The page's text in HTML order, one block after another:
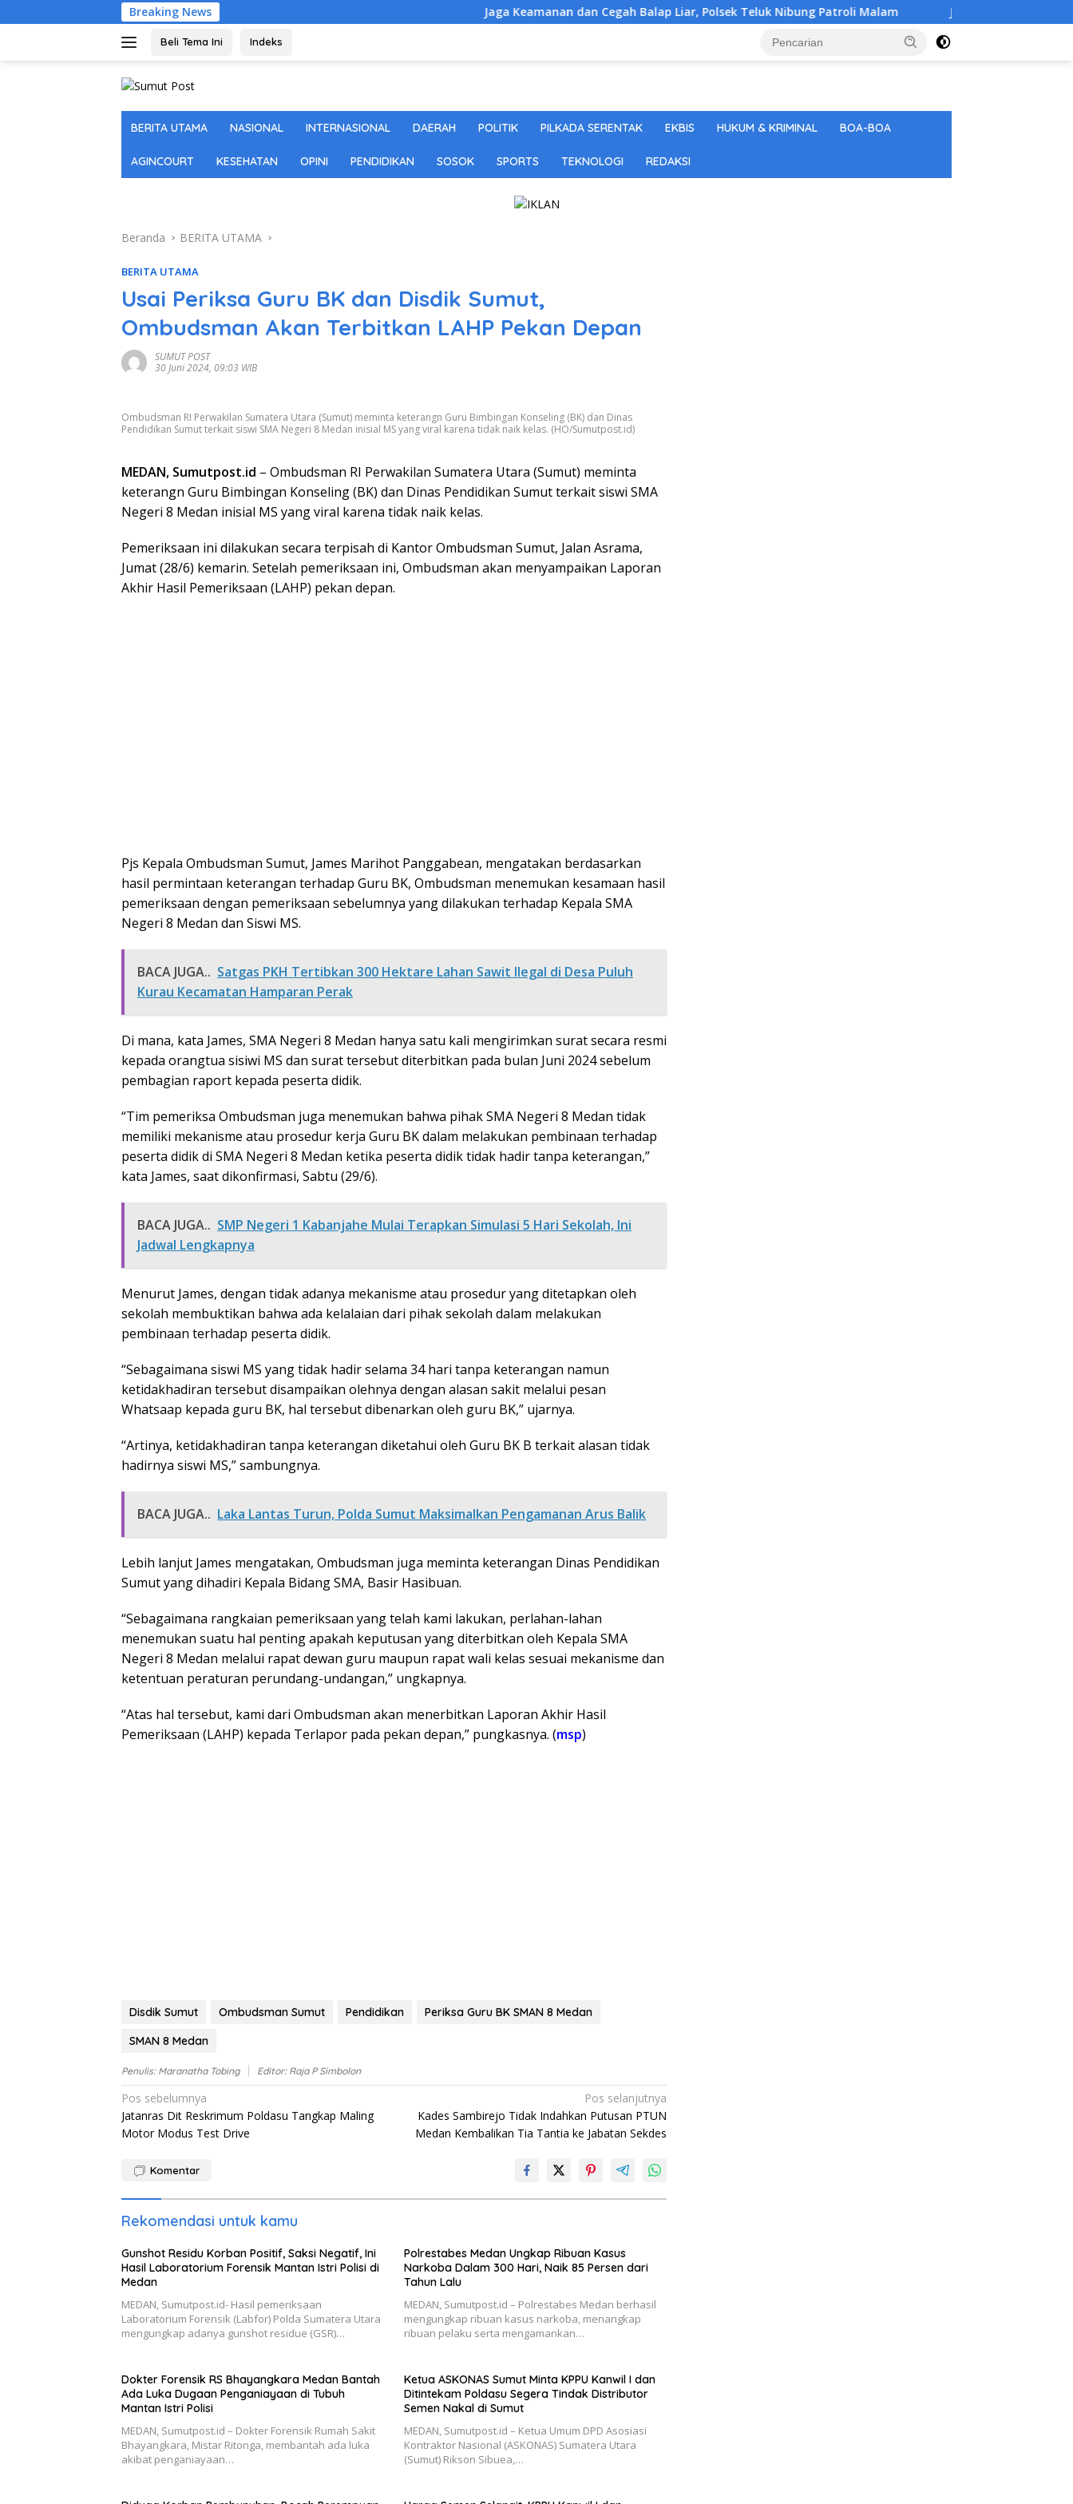
ke
Breaking News Jaga Keamanan dan Cegah Balap Liar, Polsek Teluk Nibung Patroli Malam Jaga Kamtibmas Kondusif,
Beli Tema Ini Indeks
BERITA UTAMA NASIONAL INTERNASIONAL DAERAH POLITIK PILKADA SERENTAK EKBIS HUKUM & KRIMINAL BOA-BOA
AGINCOURT KESEHATAN OPINI PENDIDIKAN SOSOK SPORTS TEKNOLOGI REDAKSI
Beranda BERITA UTAMA
BERITA UTAMA
Usai Periksa Guru BK dan Disdik Sumut,
Ombudsman Akan Terbitkan LAHP Pekan Depan
SUMUT POST
30 Juni 2024, 09:03 WIB
Ombudsman RI Perwakilan Sumatera Utara (Sumut) meminta keterangn Guru Bimbingan Konseling (BK) dan Dinas
Pendidikan Sumut terkait siswi SMA Negeri 8 Medan inisial MS yang viral karena tidak naik kelas. (HO/Sumutpost.id)
MEDAN, Sumutpost.id – Ombudsman RI Perwakilan Sumatera Utara (Sumut) meminta
keterangn Guru Bimbingan Konseling (BK) dan Dinas Pendidikan Sumut terkait siswi SMA
Negeri 8 Medan inisial MS yang viral karena tidak naik kelas.
Pemeriksaan ini dilakukan secara terpisah di Kantor Ombudsman Sumut, Jalan Asrama,
Jumat (28/6) kemarin. Setelah pemeriksaan ini, Ombudsman akan menyampaikan Laporan
Akhir Hasil Pemeriksaan (LAHP) pekan depan.
Pjs Kepala Ombudsman Sumut, James Marihot Panggabean, mengatakan berdasarkan
hasil permintaan keterangan terhadap Guru BK, Ombudsman menemukan kesamaan hasil
pemeriksaan dengan pemeriksaan sebelumnya yang dilakukan terhadap Kepala SMA
Negeri 8 Medan dan Siswi MS.
BACA JUGA.. Satgas PKH Tertibkan 300 Hektare Lahan Sawit Ilegal di Desa Puluh
Kurau Kecamatan Hamparan Perak
Di mana, kata James, SMA Negeri 8 Medan hanya satu kali mengirimkan surat secara resmi
kepada orangtua sisiwi MS dan surat tersebut diterbitkan pada bulan Juni 2024 sebelum
pembagian raport kepada peserta didik.
“Tim pemeriksa Ombudsman juga menemukan bahwa pihak SMA Negeri 8 Medan tidak
memiliki mekanisme atau prosedur kerja Guru BK dalam melakukan pembinaan terhadap
peserta didik di SMA Negeri 8 Medan ketika peserta didik tidak hadir tanpa keterangan,”
kata James, saat dikonfirmasi, Sabtu (29/6).
BACA JUGA.. SMP Negeri 1 Kabanjahe Mulai Terapkan Simulasi 5 Hari Sekolah, Ini
Jadwal Lengkapnya
Menurut James, dengan tidak adanya mekanisme atau prosedur yang ditetapkan oleh
sekolah membuktikan bahwa ada kelalaian dari pihak sekolah dalam melakukan
pembinaan terhadap peserta didik.
“Sebagaimana siswi MS yang tidak hadir selama 34 hari tanpa keterangan namun
ketidakhadiran tersebut disampaikan olehnya dengan alasan sakit melalui pesan
Whatsaap kepada guru BK, hal tersebut dibenarkan oleh guru BK,” ujarnya.
“Artinya, ketidakhadiran tanpa keterangan diketahui oleh Guru BK B terkait alasan tidak
hadirnya siswi MS,” sambungnya.
BACA JUGA.. Laka Lantas Turun, Polda Sumut Maksimalkan Pengamanan Arus Balik
Lebih lanjut James mengatakan, Ombudsman juga meminta keterangan Dinas Pendidikan
Sumut yang dihadiri Kepala Bidang SMA, Basir Hasibuan.
“Sebagaimana rangkaian pemeriksaan yang telah kami lakukan, perlahan-lahan
menemukan suatu hal penting apakah keputusan yang diterbitkan oleh Kepala SMA
Negeri 8 Medan melalui rapat dewan guru maupun rapat wali kelas sesuai mekanisme dan
ketentuan peraturan perundang-undangan,” ungkapnya.
“Atas hal tersebut, kami dari Ombudsman akan menerbitkan Laporan Akhir Hasil
Pemeriksaan (LAHP) kepada Terlapor pada pekan depan,” pungkasnya. (msp)
Disdik Sumut Ombudsman Sumut Pendidikan
Periksa Guru BK SMAN 8 Medan
SMAN 8 Medan
Penulis: Maranatha Tobing Editor: Raja P Simbolon
Navigasi
pos
Pos sebelumnya
Jatanras Dit Reskrimum Poldasu Tangkap Maling
Motor Modus Test Drive
Pos selanjutnya
Kades Sambirejo Tidak Indahkan Putusan PTUN
Medan Kembalikan Tia Tantia ke Jabatan Sekdes
Komentar
Rekomendasi untuk kamu
Gunshot Residu Korban Positif, Saksi Negatif, Ini
Hasil Laboratorium Forensik Mantan Istri Polisi di
Medan
MEDAN, Sumutpost.id- Hasil pemeriksaan
Laboratorium Forensik (Labfor) Polda Sumatera Utara
mengungkap adanya gunshot residue (GSR)…
Polrestabes Medan Ungkap Ribuan Kasus
Narkoba Dalam 300 Hari, Naik 85 Persen dari
Tahun Lalu
MEDAN, Sumutpost.id – Polrestabes Medan berhasil
mengungkap ribuan kasus narkoba, menangkap
ribuan pelaku serta mengamankan…
Dokter Forensik RS Bhayangkara Medan Bantah
Ada Luka Dugaan Penganiayaan di Tubuh
Mantan Istri Polisi
MEDAN, Sumutpost.id – Dokter Forensik Rumah Sakit
Bhayangkara, Mistar Ritonga, membantah ada luka
akibat penganiayaan…
Ketua ASKONAS Sumut Minta KPPU Kanwil I dan
Ditintekam Poldasu Segera Tindak Distributor
Semen Nakal di Sumut
MEDAN, Sumutpost.id – Ketua Umum DPD Asosiasi
Kontraktor Nasional (ASKONAS) Sumatera Utara
(Sumut) Rikson Sibuea,…